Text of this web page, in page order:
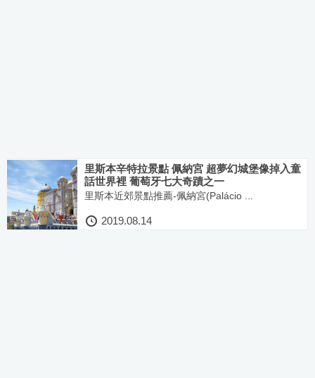
里斯本辛特拉景點 佩納宮 超夢幻城堡像掉入童
話世界裡 葡萄牙七大奇蹟之一
里斯本近郊景點推薦-佩納宮(Palácio ...
2019.08.14